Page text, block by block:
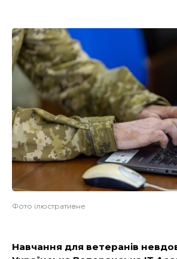
Фото ілюстративне
Навчання для ветеранів